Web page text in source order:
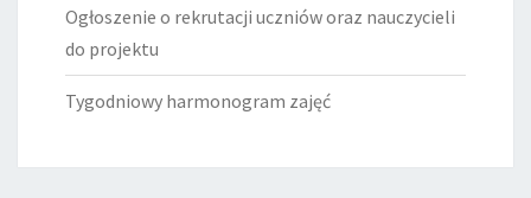
Ogłoszenie o rekrutacji uczniów oraz nauczycieli
do projektu
Tygodniowy harmonogram zajęć